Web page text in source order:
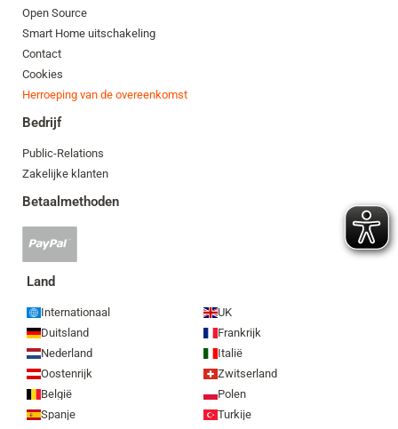
Open Source
Smart Home uitschakeling
Contact
Cookies
Herroeping van de overeenkomst
Bedrijf
Public-Relations
Zakelijke klanten
Betaalmethoden
betaling
Land
Internationaal
UK
Duitsland
Frankrijk
Nederland
Italië
Oostenrijk
Zwitserland
België
Polen
Spanje
Turkije